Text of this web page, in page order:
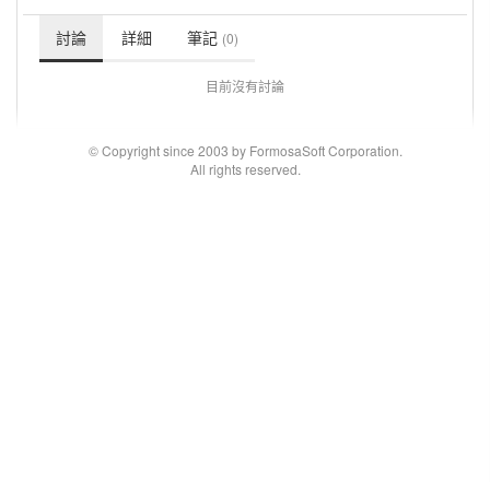
討論 詳細 筆記 (0)
目前沒有討論
© Copyright since 2003 by FormosaSoft Corporation.
All rights reserved.